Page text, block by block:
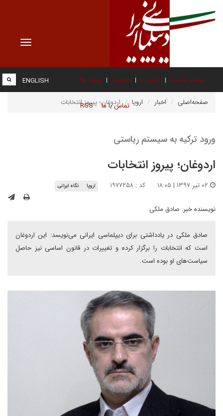
Toggle
صفحه نخست درباره ما عضویت پیوند ها
تماس با ما RSS
ENGLISH
صفحه‌اصلی اخبار اروپا اردوغان؛ پیروز انتخابات
ورود ترکیه به سیستم ریاستی
اردوغان؛ پیروز انتخابات
کد : ۱۹۷۷۲۵۸ اروپا نگاه ایرانی
نویسنده خبر: صادق ملکی
صادق ملکی در یادداشتی برای دیپلماسی ایرانی می‌نویسد: این اردوغان
است که انتخابات را برگزار کرده و تغییرات در قانون اساسی نیز حاصل
سیاست‌های او بوده است.